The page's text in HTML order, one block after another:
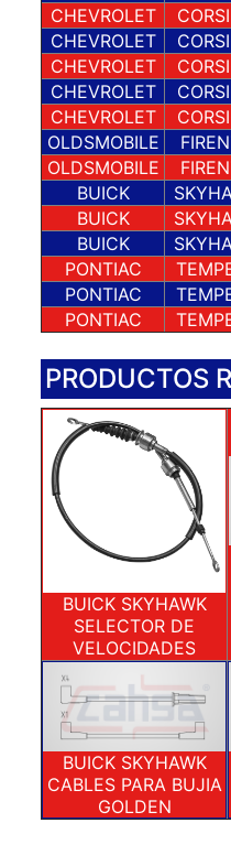
CHEVROLET
CHEVROLET
CHEVROLET
CHEVROLET
CHEVROLET
OLDSMOBILE
OLDSMOBILE
BUICK
BUICK
BUICK
PONTIAC
PONTIAC
PONTIAC
PRODUCTOS
BUICK SKYHAWK
SELECTOR DE
VELOCIDADES
BUICK SKYHAWK
CABLES PARA BUJIA
GOLDEN